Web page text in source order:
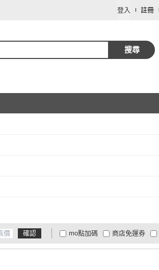
登入 註冊
搜尋
確認 mo點加碼
大家電安心配
大家電快配
商店免運券